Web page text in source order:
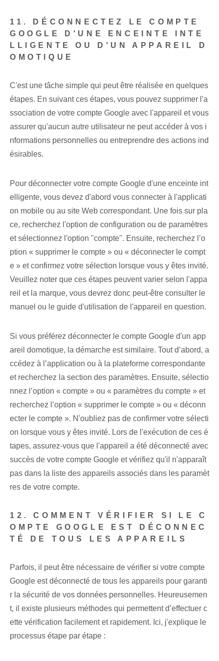
11. DÉCONNECTEZ LE COMPTE
GOOGLE D'UNE ENCEINTE INTE
LLIGENTE OU D'UN APPAREIL D
OMOTIQUE
C'est une tâche simple qui peut être réalisée en quelques
étapes. En suivant ces étapes, vous pouvez supprimer l'a
ssociation de votre compte Google avec l'appareil et vous
assurer qu'aucun autre utilisateur ne peut accéder à vos i
nformations personnelles ou entreprendre des actions ind
ésirables.
Pour déconnecter votre compte Google d'une enceinte int
elligente, vous devez d'abord vous connecter à l'applicati
on mobile ou au site Web correspondant. Une fois sur pla
ce, recherchez l'option de configuration ou de paramètres
et sélectionnez l'option "compte". Ensuite, recherchez l’o
ption « supprimer le compte » ou « déconnecter le compt
e » et confirmez votre sélection lorsque vous y êtes invité.
Veuillez noter que ces étapes peuvent varier selon l'appa
reil et la marque, vous devrez donc peut-être consulter le
manuel ou le guide d'utilisation de l'appareil en question.
Si vous préférez déconnecter le compte Google d'un app
areil domotique, la démarche est similaire. Tout d’abord, a
ccédez à l’application ou à la plateforme correspondante
et recherchez la section des paramètres. Ensuite, sélectio
nnez l’option « compte » ou « paramètres du compte » et
recherchez l’option « supprimer le compte » ou « déconn
ecter le compte ». N'oubliez pas de confirmer votre sélecti
on lorsque vous y êtes invité. Lors de l'exécution de ces é
tapes, assurez-vous que l'appareil a été déconnecté avec
succès de votre compte Google et vérifiez qu'il n'apparaît
pas dans la liste des appareils associés dans les paramèt
res de votre compte.
12. COMMENT VÉRIFIER SI LE C
OMPTE GOOGLE EST DÉCONNEC
TÉ DE TOUS LES APPAREILS
Parfois, il peut être nécessaire de vérifier si votre compte
Google est déconnecté de tous les appareils pour garanti
r la sécurité de vos données personnelles. Heureusemen
t, il existe plusieurs méthodes qui permettent d’effectuer c
ette vérification facilement et rapidement. Ici, j'explique le
processus étape par étape :